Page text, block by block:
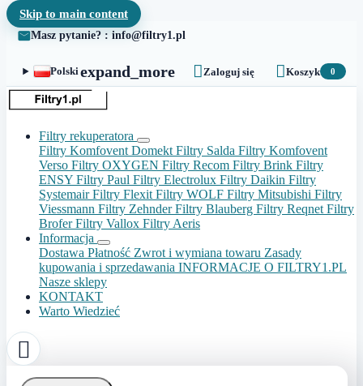
Skip to main content
Masz pytanie? : info@filtry1.pl
Polskiexpand_more  Zaloguj się Koszyk 0
Filtry rekuperatora
Filtry Komfovent Domekt Filtry Salda Filtry Komfovent
Verso Filtry OXYGEN Filtry Recom Filtry Brink Filtry
ENSY Filtry Paul Filtry Electrolux Filtry Daikin Filtry
SystemairFiltry Flexit Filtry WOLF Filtry Mitsubishi Filtry
Viessmann Filtry ZehnderFiltry Blauberg Filtry Reqnet Filtry
BroferFiltry Vallox Filtry Aeris
Informacja
Dostawa Płatność Zwrot i wymiana towaru Zasady
kupowania i sprzedawania INFORMACJE O FILTRY1.PL
Nasze sklepy
KONTAKT
Warto Wiedzieć
